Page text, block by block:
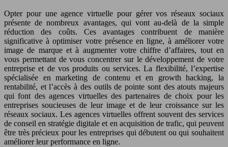
Opter pour une agence virtuelle pour gérer vos réseaux sociaux
présente de nombreux avantages, qui vont au-delà de la simple
réduction des coûts. Ces avantages contribuent de manière
significative à optimiser votre présence en ligne, à améliorer votre
image de marque et à augmenter votre chiffre d’affaires, tout en
vous permettant de vous concentrer sur le développement de votre
entreprise et de vos produits ou services. La flexibilité, l’expertise
spécialisée en marketing de contenu et en growth hacking, la
rentabilité, et l’accès à des outils de pointe sont des atouts majeurs
qui font des agences virtuelles des partenaires de choix pour les
entreprises soucieuses de leur image et de leur croissance sur les
réseaux sociaux. Les agences virtuelles offrent souvent des services
de conseil en stratégie digitale et en acquisition de trafic, qui peuvent
être très précieux pour les entreprises qui débutent ou qui souhaitent
améliorer leur performance en ligne.